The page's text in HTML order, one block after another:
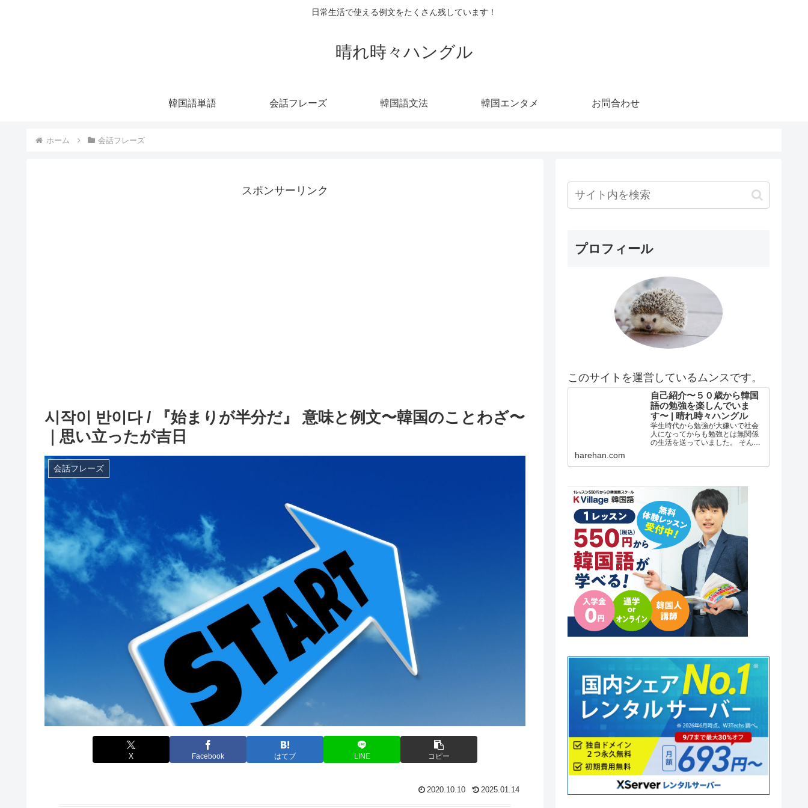
日常生活で使える例文をたくさん残しています！
晴れ時々ハングル
韓国語単語 会話フレーズ 韓国語文法 韓国エンタメ お問合わせ
ホーム 会話フレーズ
スポンサーリンク
시작이 반이다 / 『始まりが半分だ』 意味と例文〜韓国のことわざ〜
｜思い立ったが吉日
会話フレーズ
X Facebook はてブ LINE コピー
2020.10.10 2025.01.14
プロフィール
このサイトを運営しているムンスです。
自己紹介〜５０歳から韓国
語の勉強を楽しんでいま
す〜 | 晴れ時々ハングル
学生時代から勉強が大嫌いで社会
人になってからも勉強とは無関係
の生活を送っていました。 そんな
す。 在日韓国人３世で小さい頃は
学校低学年？の頃まで自
harehan.com